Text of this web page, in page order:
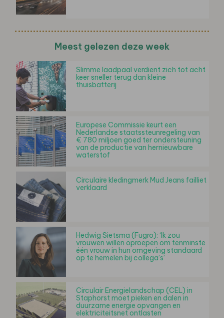
Meest gelezen deze week
Slimme laadpaal verdient zich tot acht
keer sneller terug dan kleine
thuisbatterij
Europese Commissie keurt een
Nederlandse staatssteunregeling van
€ 780 miljoen goed ter ondersteuning
van de productie van hernieuwbare
waterstof
Circulaire kledingmerk Mud Jeans failliet
verklaard
Hedwig Sietsma (Fugro): ‘Ik zou
vrouwen willen oproepen om tenminste
één vrouw in hun omgeving standaard
op te hemelen bij collega’s’
Circulair Energielandschap (CEL) in
Staphorst moet pieken en dalen in
duurzame energie opvangen en
elektriciteitsnet ontlasten